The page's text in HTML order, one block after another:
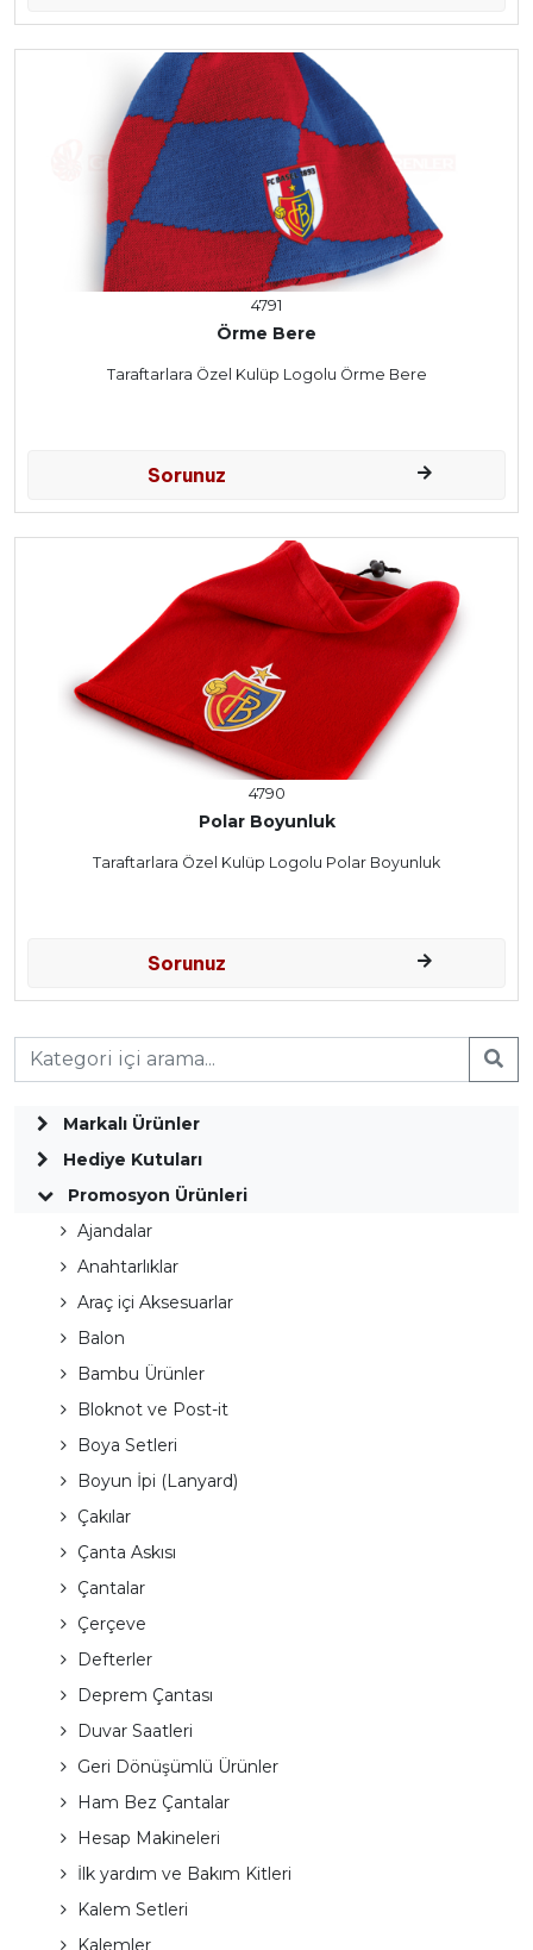
Markalı Ürünler
Hediye Kutuları
Promosyon Ürünleri
Ajandalar
Anahtarlıklar
Araç içi Aksesuarlar
Balon
Bambu Ürünler
Bloknot ve Post-it
Boya Setleri
Boyun İpi (Lanyard)
Çakılar
Çanta Askısı
Çantalar
Çerçeve
Defterler
Deprem Çantası
Duvar Saatleri
Geri Dönüşümlü Ürünler
Ham Bez Çantalar
Hesap Makineleri
İlk yardım ve Bakım Kitleri
Kalem Setleri
Kalemler
4791
Örme Bere
Taraftarlara Özel Kulüp Logolu Örme Bere
Sorunuz
4790
Polar Boyunluk
Taraftarlara Özel Kulüp Logolu Polar Boyunluk
Sorunuz